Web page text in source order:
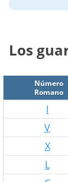
Los
Número
Romano
I
V
X
L